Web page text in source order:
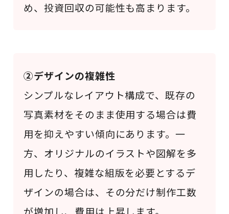
め、投資回収の可能性も高まります。
②デザインの複雑性
シンプルなレイアウト構成で、既存の
写真素材をそのまま使用する場合は費
用を抑えやすい傾向にあります。一
方、オリジナルのイラストや図解を多
用したり、複雑な組版を必要とするデ
ザインの場合は、その分だけ制作工数
が増加し、費用は上昇します。